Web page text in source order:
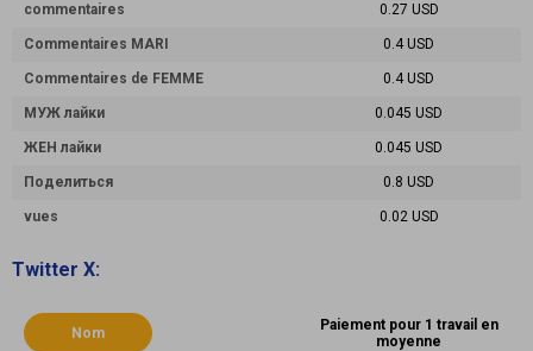
commentaires 0.27 USD
Commentaires MARI 0.4 USD
Commentaires de FEMME 0.4 USD
МУЖ лайки 0.045 USD
ЖЕН лайки 0.045 USD
Поделиться 0.8 USD
vues 0.02 USD
Twitter X:
Nom
Paiement pour 1 travail en
moyenne